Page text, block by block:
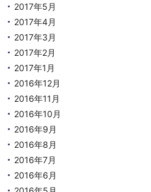
2017年5月
2017年4月
2017年3月
2017年2月
2017年1月
2016年12月
2016年11月
2016年10月
2016年9月
2016年8月
2016年7月
2016年6月